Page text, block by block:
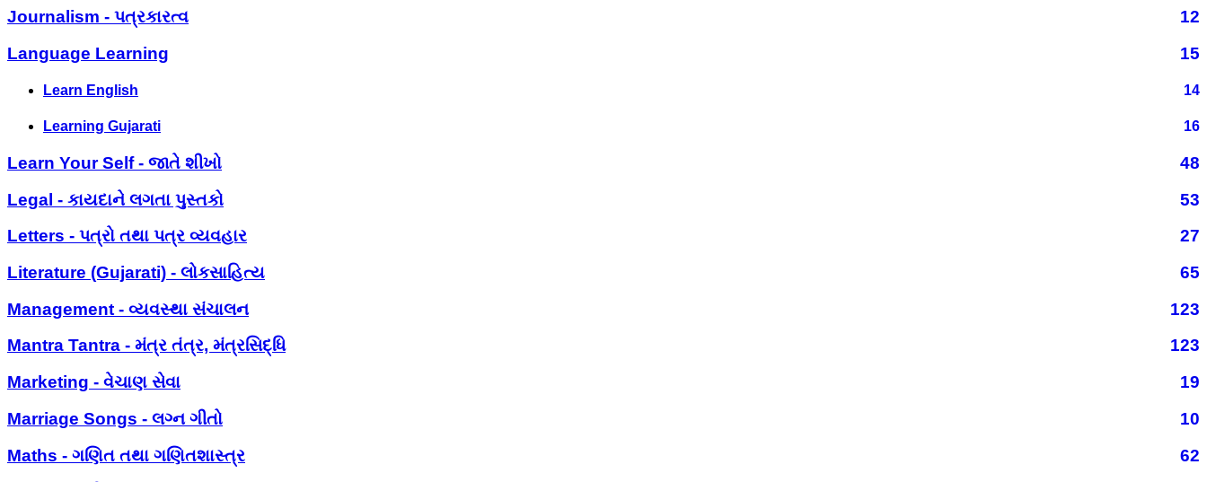
Journalism - પત્રકારત્વ
12
Language Learning
15
Learn English 14
Learning Gujarati 16
Learn Your Self - જાતે શીખો
48
Legal - કાયદાને લગતા પુસ્તકો
53
Letters - પત્રો તથા પત્ર વ્યવહાર
27
Literature (Gujarati) - લોકસાહિત્ય
65
Management - વ્યવસ્થા સંચાલન
123
Mantra Tantra - મંત્ર તંત્ર, મંત્રસિદ્ધિ
123
Marketing - વેચાણ સેવા
19
Marriage Songs - લગ્ન ગીતો
10
Maths - ગણિત તથા ગણિતશાસ્ત્ર
62